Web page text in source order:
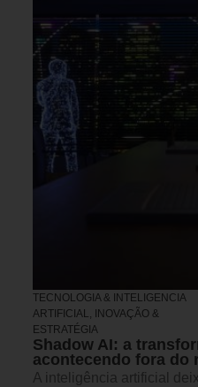
TECNOLOGIA & INTELIGENCIA
ARTIFICIAL,
INOVAÇÃO &
ESTRATÉGIA
Shadow AI: a
acontecendo fora do
A inteligência artificial